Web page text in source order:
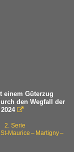
– Visp – Brig JS
einem Güterzug
den Wegfall der

2. Serie
Maurice – Martigny –